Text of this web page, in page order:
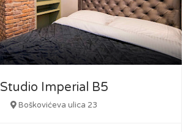
Studio Imperial B5
Boškovićeva ulica 23